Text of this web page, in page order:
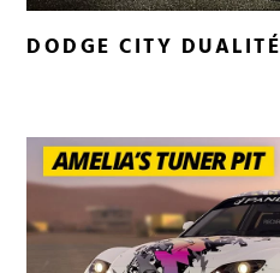
DODGE CITY DUALITÉ